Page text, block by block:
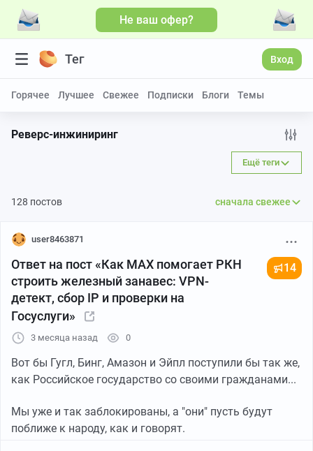
Не ваш офер?
Тег Вход
Горячее Лучшее Свежее Подписки Блоги Темы
Реверс-инжиниринг
Ещё теги
128 постов сначала свежее
user8463871
Ответ на пост «Как MAX помогает РКН
строить железный занавес: VPN-
детект, сбор IP и проверки на
Госуслуги»
14
3 месяца назад 0
Вот бы Гугл, Бинг, Амазон и Эйпл поступили бы так же,
как Российское государство со своими гражданами...
Мы уже и так заблокированы, а "они" пусть будут
поближе к народу, как и говорят.
Больше видео